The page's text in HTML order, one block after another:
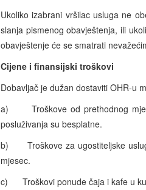
Ukoliko izabrani vršilac usluga ne
slanja pismenog obavještenja, ili
obavještenje će se smatrati
Cijene i finansijski troškovi
Dobavljač je dužan dostaviti OHR-u
a) Troškove od prethodnog
posluživanja su besplatne.
b) Troškove za ugostiteljske
mjesec.
c) Troškovi ponude čaja i kafe u